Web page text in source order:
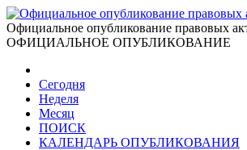
Официальное опубликование правовых
ОФИЦИАЛЬНОЕ ОПУБЛИКОВАНИЕ
Сегодня
Неделя
Месяц
ПОИСК
КАЛЕНДАРЬ ОПУБЛИКОВАНИЯ